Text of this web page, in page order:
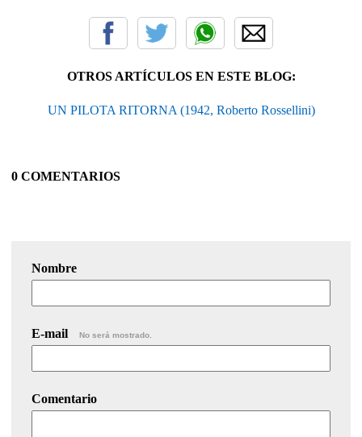
OTROS ARTÍCULOS EN ESTE BLOG:
UN PILOTA RITORNA (1942, Roberto Rossellini)
0 COMENTARIOS
Nombre
E-mail No será mostrado.
Comentario